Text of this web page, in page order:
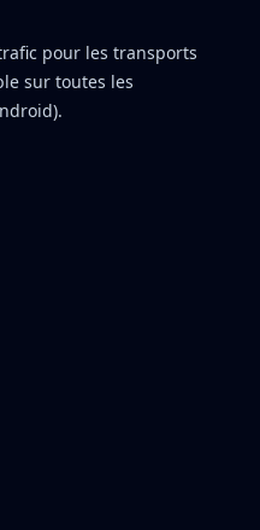
pour les transports
sur toutes les